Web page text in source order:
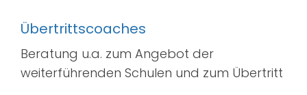
Übertrittscoaches
Beratung u.a. zum Angebot der
weiterführenden Schulen und zum Übertritt